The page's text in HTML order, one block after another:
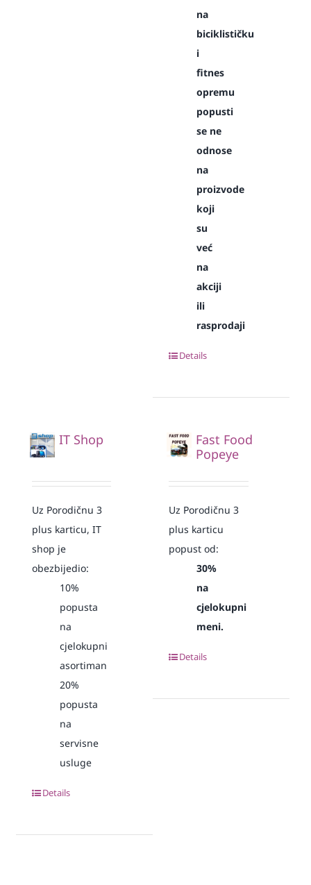
na
biciklističku
i
fitnes
opremu
popusti
se ne
odnose
na
proizvode
koji
su
već
na
akciji
ili
rasprodaji
Details
IT Shop
Uz Porodičnu 3
plus karticu, IT
shop je
obezbijedio:
10%
popusta
na
cjelokupni
asortiman
20%
popusta
na
servisne
usluge
Details
Fast Food
Popeye
Uz Porodičnu 3
plus karticu
popust od:
30%
na
cjelokupni
meni.
Details